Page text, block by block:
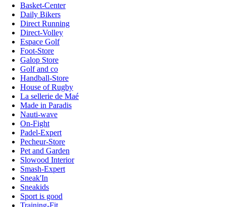
Basket-Center
Daily Bikers
Direct Running
Direct-Volley
Espace Golf
Foot-Store
Galop Store
Golf and co
Handball-Store
House of Rugby
La sellerie de Maé
Made in Paradis
Nauti-wave
On-Fight
Padel-Expert
Pecheur-Store
Pet and Garden
Slowood Interior
Smash-Expert
Sneak'In
Sneakids
Sport is good
Training-Fit